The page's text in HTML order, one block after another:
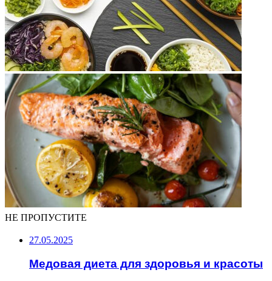
НЕ ПРОПУСТИТЕ
27.05.2025
Медовая диета для здоровья и красоты